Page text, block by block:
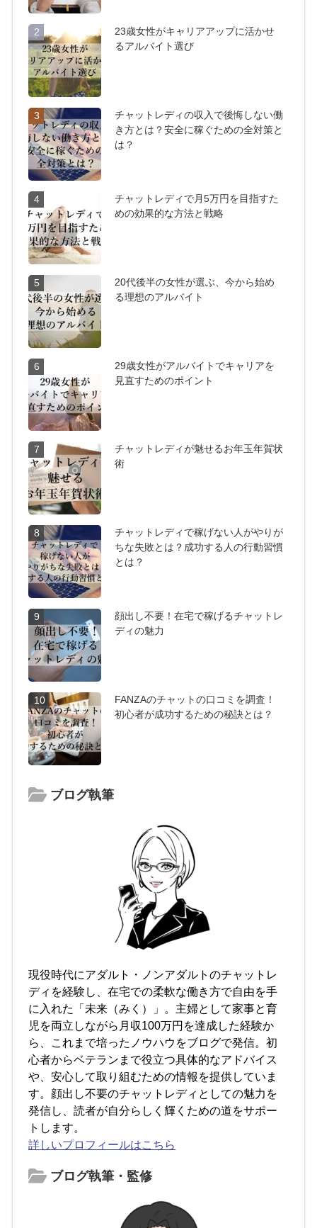
2
23歳女性がキャリアアップに活かせ
るアルバイト選び
3
チャットレディの収入で後悔しない働
き方とは？安全に稼ぐための全対策と
は？
4
チャットレディで月5万円を目指すた
めの効果的な方法と戦略
5
20代後半の女性が選ぶ、今から始め
る理想のアルバイト
6
29歳女性がアルバイトでキャリアを
見直すためのポイント
7
チャットレディが魅せるお年玉年賀状
術
8
チャットレディで稼げない人がやりが
ちな失敗とは？成功する人の行動習慣
とは？
9
顔出し不要！在宅で稼げるチャットレ
ディの魅力
10
FANZAのチャットの口コミを調査！
初心者が成功するための秘訣とは？
ブログ執筆
現役時代にアダルト・ノンアダルトのチャットレ
ディを経験し、在宅での柔軟な働き方で自由を手
に入れた「未来（みく）」。主婦として家事と育
児を両立しながら月収100万円を達成した経験か
ら、これまで培ったノウハウをブログで発信。初
心者からベテランまで役立つ具体的なアドバイス
や、安心して取り組むための情報を提供していま
す。顔出し不要のチャットレディとしての魅力を
発信し、読者が自分らしく輝くための道をサポー
トします。
詳しいプロフィールはこちら
ブログ執筆・監修